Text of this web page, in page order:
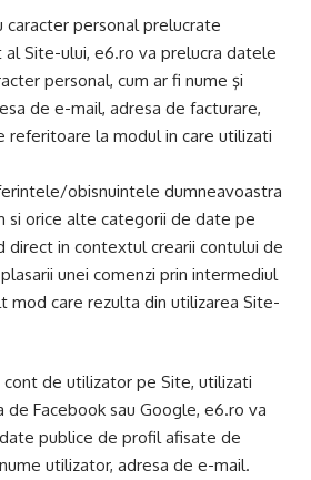
personal prelucrate
al Site-ului, e6.ro va prelucra datele
personal, cum ar fi nume şi
de e-mail, adresa de facturare,
referitoare la modul in care utilizati
obisnuintele dumneavoastra
si orice alte categorii de date pe
direct in contextul crearii contului de
unei comenzi prin intermediul
mod care rezulta din utilizarea Site-
cont de utilizator pe Site, utilizati
Facebook sau Google, e6.ro va
publice de profil afisate de
utilizator, adresa de e-mail.